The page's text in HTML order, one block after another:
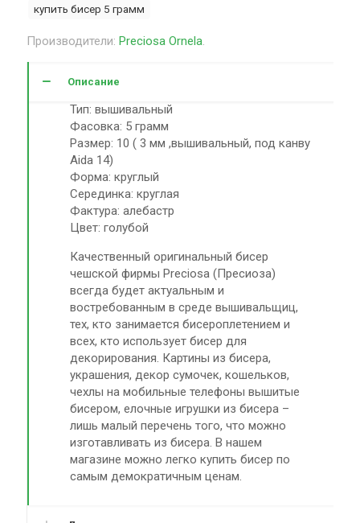
купить бисер 5 грамм
Производители: Preciosa Ornela.
Описание
Тип: вышивальный
Фасовка: 5 грамм
Размер: 10 ( 3 мм ,вышивальный, под канву
Aida 14)
Форма: круглый
Серединка: круглая
Фактура: алебастр
Цвет: голубой
Качественный оригинальный бисер
чешской фирмы Preciosa (Пресиоза)
всегда будет актуальным и
востребованным в среде вышивальщиц,
тех, кто занимается бисероплетением и
всех, кто использует бисер для
декорирования. Картины из бисера,
украшения, декор сумочек, кошельков,
чехлы на мобильные телефоны вышитые
бисером, елочные игрушки из бисера –
лишь малый перечень того, что можно
изготавливать из бисера. В нашем
магазине можно легко купить бисер по
самым демократичным ценам.